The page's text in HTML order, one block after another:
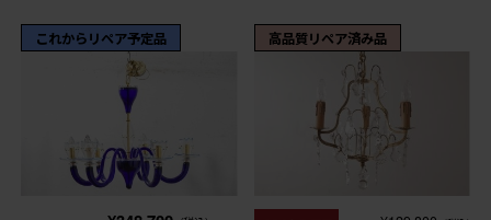
これからリペア予定品 高品質リペア済み品